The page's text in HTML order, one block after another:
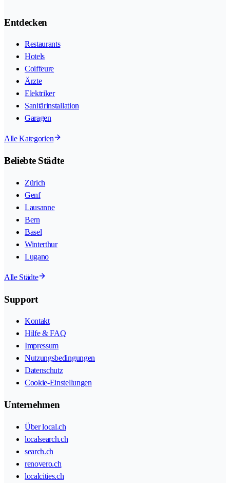
Entdecken
Restaurants
Hotels
Coiffeure
Ärzte
Elektriker
Sanitärinstallation
Garagen
Alle Kategorien
Beliebte Städte
Zürich
Genf
Lausanne
Bern
Basel
Winterthur
Lugano
Alle Städte
Support
Kontakt
Hilfe & FAQ
Impressum
Nutzungsbedingungen
Datenschutz
Cookie-Einstellungen
Unternehmen
Über local.ch
localsearch.ch
search.ch
renovero.ch
localcities.ch